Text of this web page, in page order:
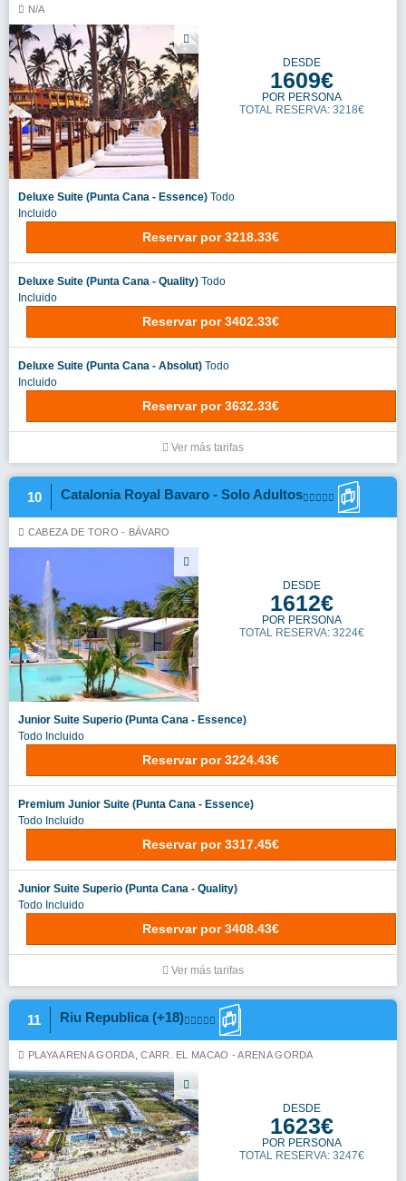
N/A
DESDE
1609€
POR PERSONA
TOTAL RESERVA: 3218€
Deluxe Suite (Punta Cana - Essence) Todo
Incluido
Reservar por 3218.33€
Deluxe Suite (Punta Cana - Quality) Todo
Incluido
Reservar por 3402.33€
Deluxe Suite (Punta Cana - Absolut) Todo
Incluido
Reservar por 3632.33€
Ver más tarifas
10 Catalonia Royal Bavaro - Solo Adultos
CABEZA DE TORO - BÁVARO
DESDE
1612€
POR PERSONA
TOTAL RESERVA: 3224€
Junior Suite Superio (Punta Cana - Essence)
Todo Incluido
Reservar por 3224.43€
Premium Junior Suite (Punta Cana - Essence)
Todo Incluido
Reservar por 3317.45€
Junior Suite Superio (Punta Cana - Quality)
Todo Incluido
Reservar por 3408.43€
Ver más tarifas
11 Riu Republica (+18)
PLAYA ARENA GORDA, CARR. EL MACAO - ARENA GORDA
DESDE
1623€
POR PERSONA
TOTAL RESERVA: 3247€